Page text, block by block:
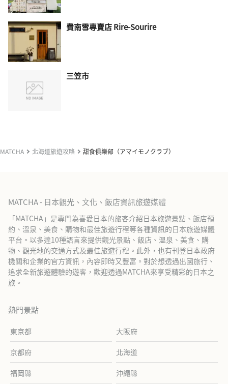
費南雪專賣店 Rire-Sourire
三笠市
MATCHA 北海道旅遊攻略 甜食俱樂部（アマイモノクラブ）
MATCHA - 日本觀光、文化、飯店資訊旅遊媒體
「MATCHA」是專門為喜愛日本的旅客介紹日本旅遊景點、飯店預
約、溫泉、美食、購物和最佳旅遊行程等各種資訊的日本旅遊媒體
平台。以多達10種語言來提供觀光景點、飯店、溫泉、美食、購
物、觀光地的交通方式及最佳旅遊行程。此外，也有刊登日本政府
機關和企業的官方資訊，內容即時又豐富。對於想透過出國旅行、
追求全新旅遊體驗的遊客，歡迎透過MATCHA來享受精彩的日本之
旅。
熱門景點
東京都 大阪府
京都府 北海道
福岡縣 沖繩縣